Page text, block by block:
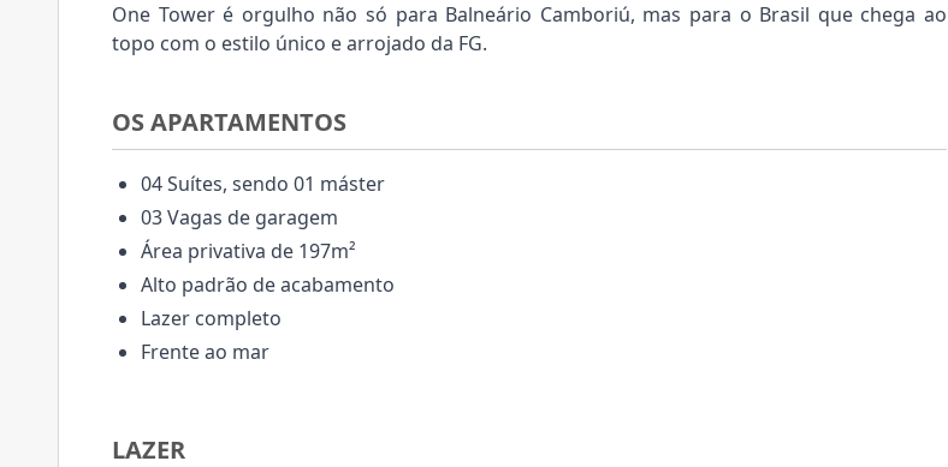
One Tower é orgulho não só para Balneário Camboriú, mas para o Brasil que chega ao
topo com o estilo único e arrojado da FG.
OS APARTAMENTOS
04 Suítes, sendo 01 máster
03 Vagas de garagem
Área privativa de 197m²
Alto padrão de acabamento
Lazer completo
Frente ao mar
LAZER